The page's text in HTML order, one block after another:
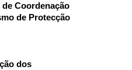
Coordenação
de Protecção
dos